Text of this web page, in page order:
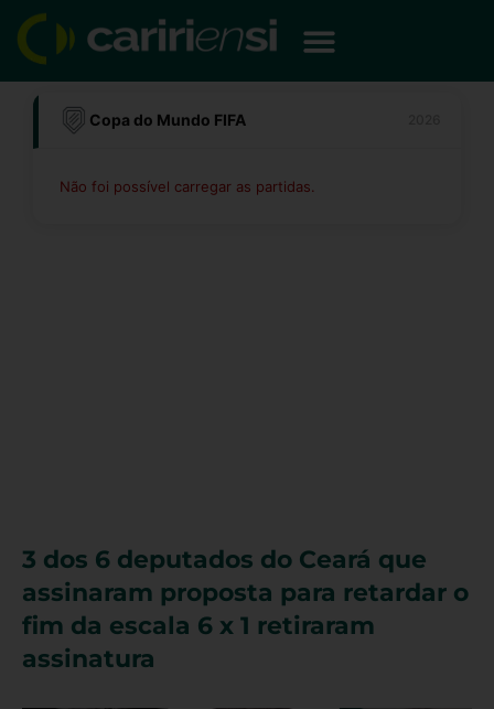
para
conteúdo
Copa do Mundo FIFA
Não foi possível carregar as partidas.
3 dos 6 deputados do Ceará que
assinaram proposta para retardar o
fim da escala 6 x 1 retiraram
assinatura